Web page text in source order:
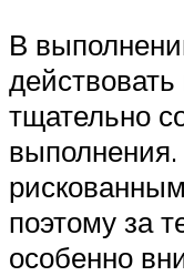
В
тщательно
поэтому за
особенно